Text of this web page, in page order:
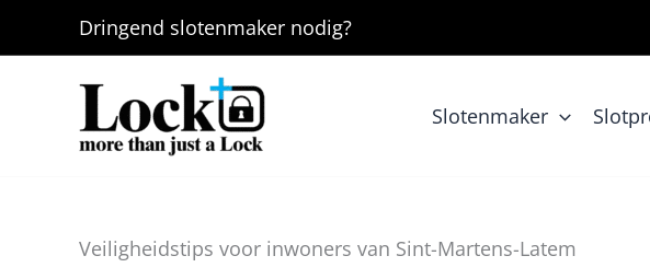
Dringend slotenmaker nodig?
Slotenmaker
Veiligheidstips voor inwoners van Sint-Martens-Latem